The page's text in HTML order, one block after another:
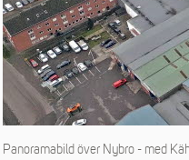
Panoramabild över Nybro - med